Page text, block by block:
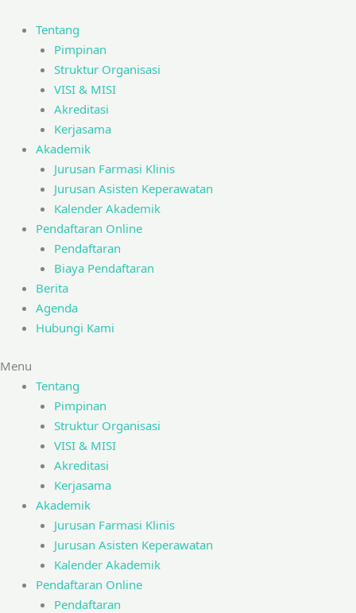
Tentang
Pimpinan
Struktur Organisasi
VISI & MISI
Akreditasi
Kerjasama
Akademik
Jurusan Farmasi Klinis
Jurusan Asisten Keperawatan
Kalender Akademik
Pendaftaran Online
Pendaftaran
Biaya Pendaftaran
Berita
Agenda
Hubungi Kami
Menu
Tentang
Pimpinan
Struktur Organisasi
VISI & MISI
Akreditasi
Kerjasama
Akademik
Jurusan Farmasi Klinis
Jurusan Asisten Keperawatan
Kalender Akademik
Pendaftaran Online
Pendaftaran